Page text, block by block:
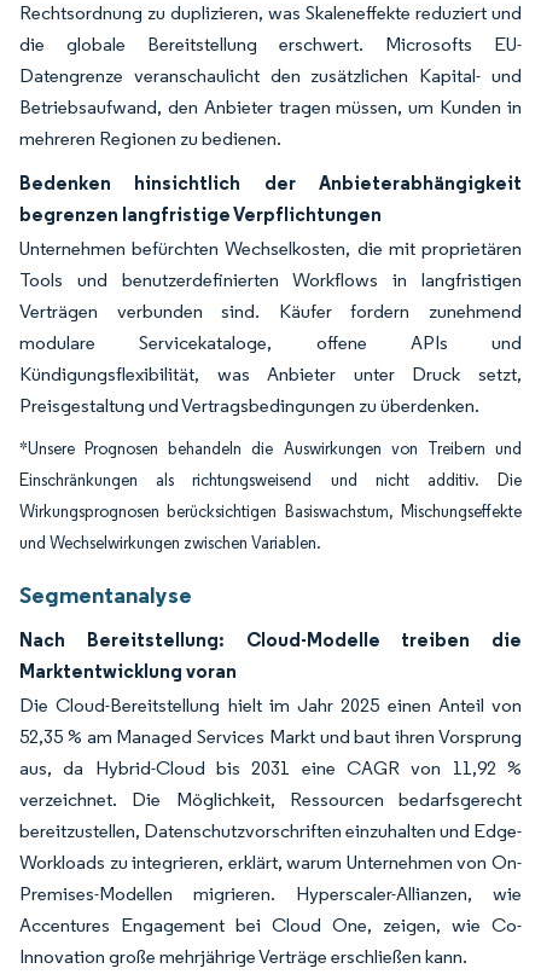
Rechtsordnung zu duplizieren, was Skaleneffekte reduziert und
die globale Bereitstellung erschwert. Microsofts EU-
Datengrenze veranschaulicht den zusätzlichen Kapital- und
Betriebsaufwand, den Anbieter tragen müssen, um Kunden in
mehreren Regionen zu bedienen.
Bedenken hinsichtlich der Anbieterabhängigkeit
begrenzen langfristige Verpflichtungen
Unternehmen befürchten Wechselkosten, die mit proprietären
Tools und benutzerdefinierten Workflows in langfristigen
Verträgen verbunden sind. Käufer fordern zunehmend
modulare Servicekataloge, offene APIs und
Kündigungsflexibilität, was Anbieter unter Druck setzt,
Preisgestaltung und Vertragsbedingungen zu überdenken.
*Unsere Prognosen behandeln die Auswirkungen von Treibern und
Einschränkungen als richtungsweisend und nicht additiv. Die
Wirkungsprognosen berücksichtigen Basiswachstum, Mischungseffekte
und Wechselwirkungen zwischen Variablen.
Segmentanalyse
Nach Bereitstellung: Cloud-Modelle treiben die
Marktentwicklung voran
Die Cloud-Bereitstellung hielt im Jahr 2025 einen Anteil von
52,35 % am Managed Services Markt und baut ihren Vorsprung
aus, da Hybrid-Cloud bis 2031 eine CAGR von 11,92 %
verzeichnet. Die Möglichkeit, Ressourcen bedarfsgerecht
bereitzustellen, Datenschutzvorschriften einzuhalten und Edge-
Workloads zu integrieren, erklärt, warum Unternehmen von On-
Premises-Modellen migrieren. Hyperscaler-Allianzen, wie
Accentures Engagement bei Cloud One, zeigen, wie Co-
Innovation große mehrjährige Verträge erschließen kann.